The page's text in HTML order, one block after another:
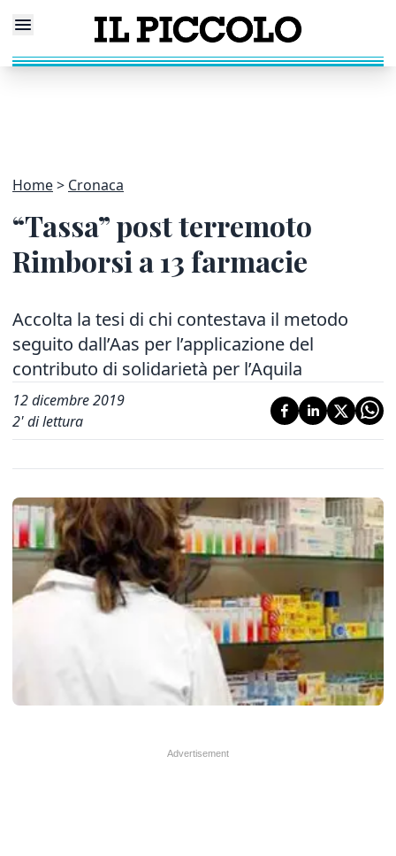
Home Cronaca
“Tassa” post terremoto
Rimborsi a 13 farmacie
Accolta la tesi di chi contestava il metodo
seguito dall’Aas per l’applicazione del
contributo di solidarietà per l’Aquila
12 dicembre 2019
2' di lettura